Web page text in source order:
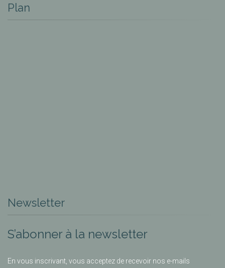
Plan
Newsletter
S’abonner à la newsletter
En vous inscrivant, vous acceptez de recevoir nos e-mails